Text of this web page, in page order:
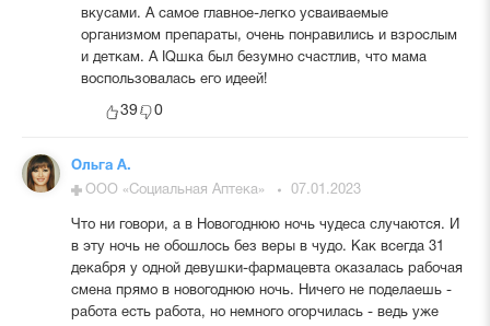
вкусами. А самое главное-легко усваиваемые
организмом препараты, очень понравились и взрослым
и деткам. А IQшка был безумно счастлив, что мама
воспользовалась его идеей!
39 0
Ольга А.
ООО «Социальная Аптека»
07.01.2023
Что ни говори, а в Новогоднюю ночь чудеса случаются. И
в эту ночь не обошлось без веры в чудо. Как всегда 31
декабря у одной девушки-фармацевта оказалась рабочая
смена прямо в новогоднюю ночь. Ничего не поделаешь -
работа есть работа, но немного огорчилась - ведь уже